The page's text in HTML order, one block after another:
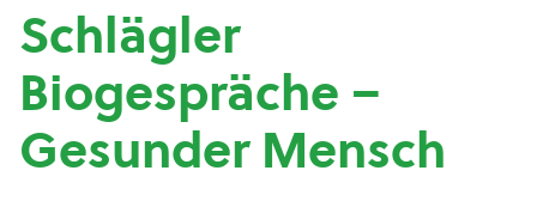
Schlägler
Biogespräche –
Gesunder Mensch